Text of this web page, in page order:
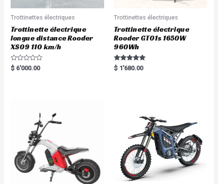
Trottinettes électriques
Trottinette électrique
longue distance Rooder
XS09 110 km/h
R
a
$ 6'000.00
Trottinettes électriques
Trottinette électrique
Rooder GT01s 1650W
960Wh
Rated
5.00
$ 1'680.00